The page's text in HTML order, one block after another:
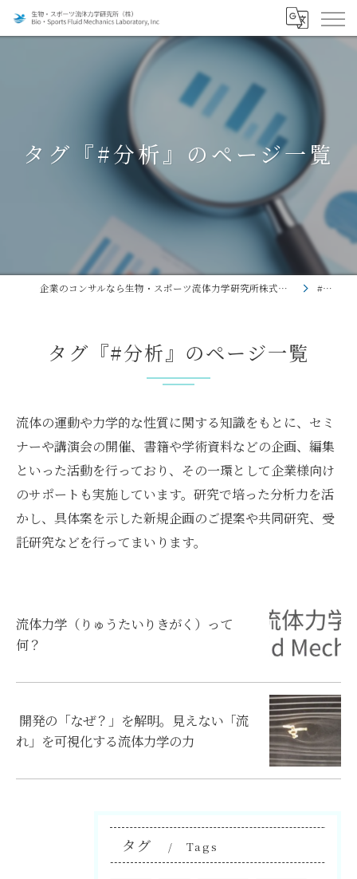
タグ『#分析』のページ一覧
企業のコンサルなら生物・スポーツ流体力学研究所株式会社 #分析
タグ『#分析』のページ一覧
流体の運動や力学的な性質に関する知識をもとに、セミ
ナーや講演会の開催、書籍や学術資料などの企画、編集
といった活動を行っており、その一環として企業様向け
のサポートも実施しています。研究で培った分析力を活
かし、具体案を示した新規企画のご提案や共同研究、受
託研究などを行ってまいります。
流体力学（りゅうたいりきがく）って
何？
開発の「なぜ？」を解明。見えない「流
れ」を可視化する流体力学の力
タグ Tags